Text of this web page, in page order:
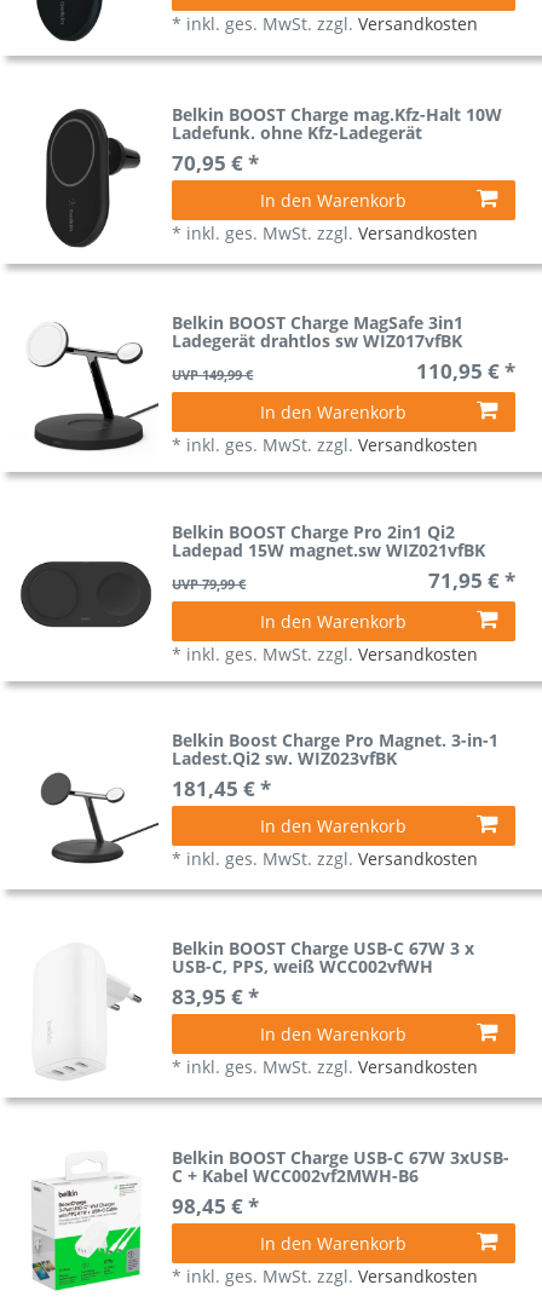
* inkl. ges. MwSt. zzgl.Versandkosten
Belkin BOOST Charge mag.Kfz-Halt 10W
Ladefunk. ohne Kfz-Ladegerät
70,95 € *
In den Warenkorb
* inkl. ges. MwSt. zzgl.Versandkosten
Belkin BOOST Charge MagSafe 3in1
Ladegerät drahtlos sw WIZ017vfBK
UVP 149,99 € 110,95 € *
In den Warenkorb
* inkl. ges. MwSt. zzgl.Versandkosten
Belkin BOOST Charge Pro 2in1 Qi2
Ladepad 15W magnet.sw WIZ021vfBK
UVP 79,99 € 71,95 € *
In den Warenkorb
* inkl. ges. MwSt. zzgl.Versandkosten
Belkin Boost Charge Pro Magnet. 3-in-1
Ladest.Qi2 sw. WIZ023vfBK
181,45 € *
In den Warenkorb
* inkl. ges. MwSt. zzgl.Versandkosten
Belkin BOOST Charge USB-C 67W 3 x
USB-C, PPS, weiß WCC002vfWH
83,95 € *
In den Warenkorb
* inkl. ges. MwSt. zzgl.Versandkosten
Belkin BOOST Charge USB-C 67W 3xUSB-
C + Kabel WCC002vf2MWH-B6
98,45 € *
In den Warenkorb
* inkl. ges. MwSt. zzgl.Versandkosten